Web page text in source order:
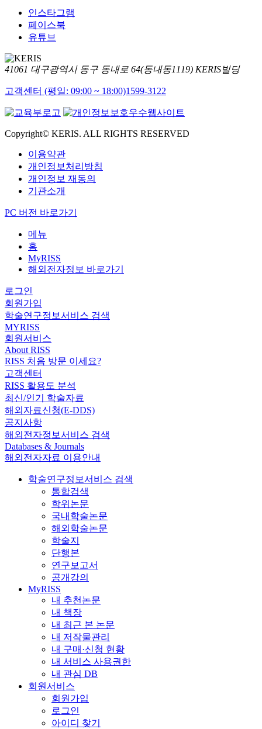
인스타그램
페이스북
유튜브
41061 대구광역시 동구 동내로 64(동내동1119) KERIS빌딩
고객센터 (평일: 09:00 ~ 18:00)1599-3122
Copyright© KERIS. ALL RIGHTS RESERVED
이용약관
개인정보처리방침
개인정보 재동의
기관소개
PC 버전 바로가기
메뉴
홈
MyRISS
해외전자정보 바로가기
로그인
회원가입
학술연구정보서비스 검색
MYRISS
회원서비스
About RISS
RISS 처음 방문 이세요?
고객센터
RISS 활용도 분석
최신/인기 학술자료
해외자료신청(E-DDS)
공지사항
해외전자정보서비스 검색
Databases & Journals
해외전자자료 이용안내
학술연구정보서비스 검색
통합검색
학위논문
국내학술논문
해외학술논문
학술지
단행본
연구보고서
공개강의
MyRISS
내 추천논문
내 책장
내 최근 본 논문
내 저작물관리
내 구매·신청 현황
내 서비스 사용권한
내 관심 DB
회원서비스
회원가입
로그인
아이디 찾기